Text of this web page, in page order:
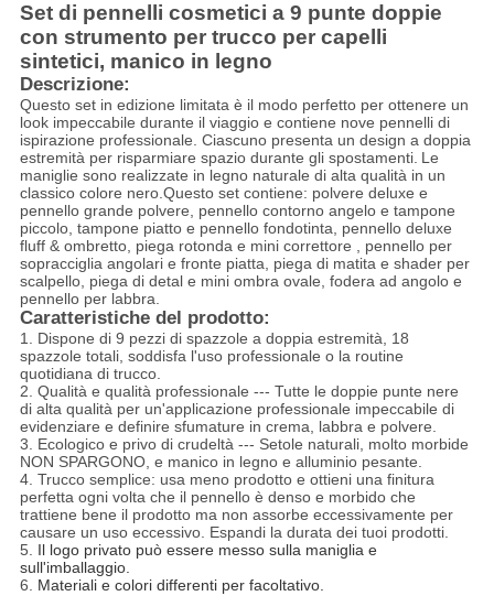
Set di pennelli cosmetici a 9 punte doppie
con strumento per trucco per capelli
sintetici, manico in legno
Descrizione:
Questo set in edizione limitata è il modo perfetto per ottenere un
look impeccabile durante il viaggio e contiene nove pennelli di
ispirazione professionale. Ciascuno presenta un design a doppia
estremità per risparmiare spazio durante gli spostamenti. Le
maniglie sono realizzate in legno naturale di alta qualità in un
classico colore nero.Questo set contiene: polvere deluxe e
pennello grande polvere, pennello contorno angelo e tampone
piccolo, tampone piatto e pennello fondotinta, pennello deluxe
fluff & ombretto, piega rotonda e mini correttore , pennello per
sopracciglia angolari e fronte piatta, piega di matita e shader per
scalpello, piega di detal e mini ombra ovale, fodera ad angolo e
pennello per labbra.
Caratteristiche del prodotto:
1. Dispone di 9 pezzi di spazzole a doppia estremità, 18
spazzole totali, soddisfa l'uso professionale o la routine
quotidiana di trucco.
2. Qualità e qualità professionale --- Tutte le doppie punte nere
di alta qualità per un'applicazione professionale impeccabile di
evidenziare e definire sfumature in crema, labbra e polvere.
3. Ecologico e privo di crudeltà --- Setole naturali, molto morbide
NON SPARGONO, e manico in legno e alluminio pesante.
4. Trucco semplice: usa meno prodotto e ottieni una finitura
perfetta ogni volta che il pennello è denso e morbido che
trattiene bene il prodotto ma non assorbe eccessivamente per
causare un uso eccessivo. Espandi la durata dei tuoi prodotti.
5. Il logo privato può essere messo sulla maniglia e
sull'imballaggio.
6. Materiali e colori differenti per facoltativo.